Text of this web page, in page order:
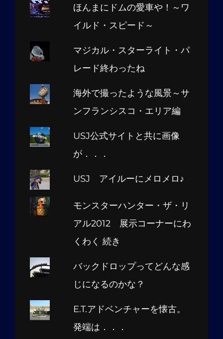
ほんまにドムの愛車や！～ワ
イルド・スピード～
マジカル・スターライト・パ
レード終わったね
海外で撮ったような風景～サ
ンフランシスコ・エリア編
USJ公式サイトと共に画像
が．．．
USJ アイルーにメロメロ♪
モンスターハンター・ザ・リ
アル2012 展示コーナーにわ
くわく 続き
バックドロップってどんな感
じになるのかな？
E.T.アドベンチャーを懐古。
発端は．．．